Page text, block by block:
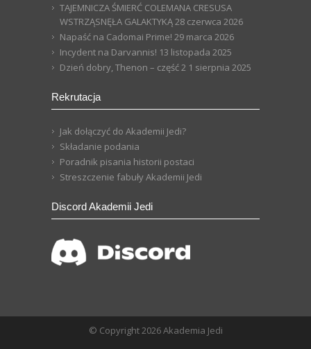
TAJEMNICZA ŚMIERĆ COLEMANA CRESUSA
WSTRZĄSNĘŁA GALAKTYKĄ28 czerwca 2026
Napaść na Cadomai Prime! 29 marca 2026
Incydent na Darvannis! 13 listopada 2025
Dzień dobry, Thenon – część 2 1 sierpnia 2025
Rekrutacja
Jak dołączyć do Akademii Jedi?
Składanie podania
Poradnik pisania historii postaci
Streszczenie fabuły Akademii Jedi
Discord Akademii Jedi
© Copyright 2026 Akademia Jedi